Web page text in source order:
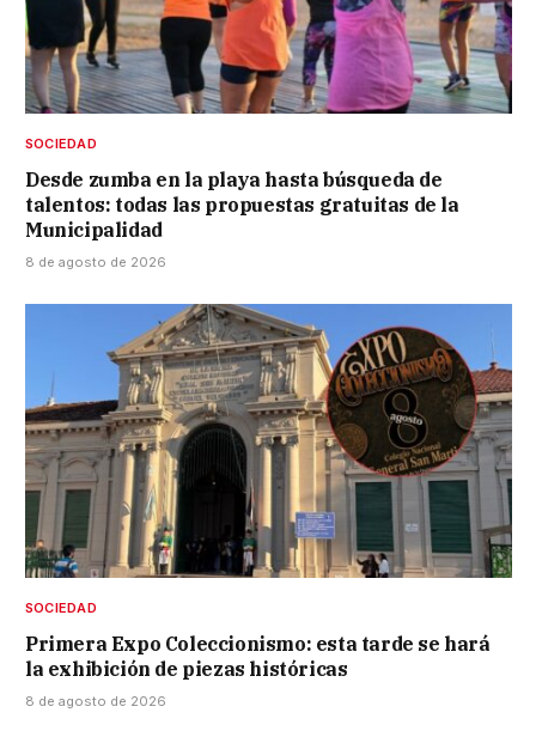
SOCIEDAD
Desde zumba en la playa hasta búsqueda de
talentos: todas las propuestas gratuitas de la
Municipalidad
8 de agosto de 2026
SOCIEDAD
Primera Expo Coleccionismo: esta tarde se hará
la exhibición de piezas históricas
8 de agosto de 2026